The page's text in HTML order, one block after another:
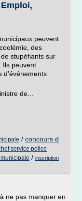
peuvent
des
stupéfiants sur
Ils peuvent
d'événements
de...
/ concours d
service police
/ inscription
ne pas manquer en